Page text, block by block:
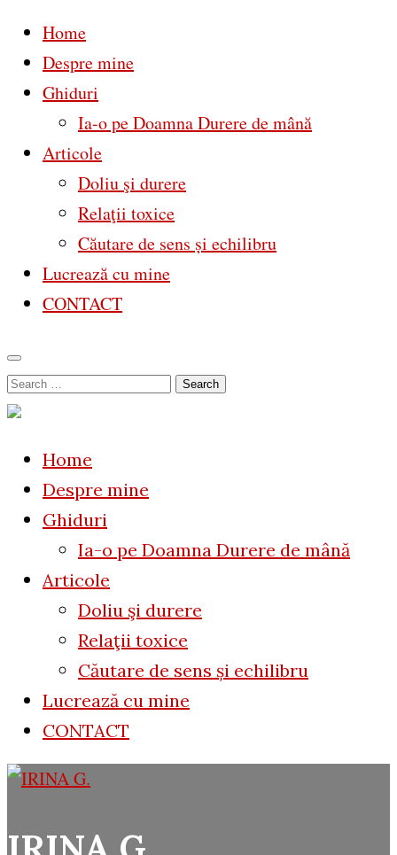
Home
Despre mine
Ghiduri
Ia-o pe Doamna Durere de mână
Articole
Doliu şi durere
Relaţii toxice
Căutare de sens și echilibru
Lucrează cu mine
CONTACT
Skip
to
Search
for:
Home
Despre mine
Ghiduri
Ia-o pe Doamna Durere de mână
Articole
Doliu şi durere
Relaţii toxice
Căutare de sens și echilibru
Lucrează cu mine
CONTACT